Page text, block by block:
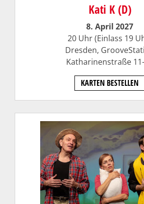
Kati K (D)
8. April 2027
20 Uhr (Einlass 19
Dresden,
Katharinenstraße
KARTEN BESTELLEN